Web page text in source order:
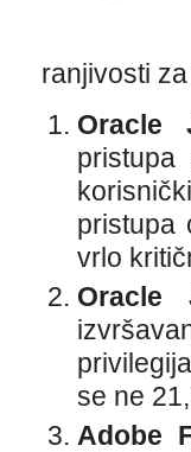
ranjivosti
Oracle
pristupa
vrlo
Oracle
se ne
Adobe